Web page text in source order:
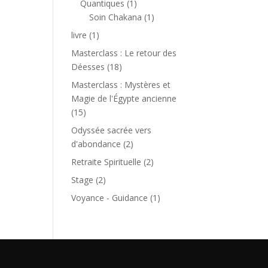
Quantiques 1 1
produit
Soin Chakana 1 1
livre 1 1
produit
Masterclass : Le retour des
Déesses 1818
produits
Masterclass : Mystères et
Magie de l'Égypte ancienne
1515
produits
Odyssée sacrée vers
d'abondance 22
produits
Retraite Spirituelle 22
Stage 22
produits
Voyance - Guidance 1 1